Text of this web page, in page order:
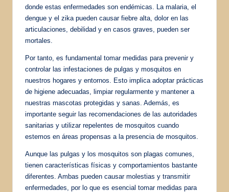
donde estas enfermedades son endémicas. La malaria, el
dengue y el zika pueden causar fiebre alta, dolor en las
articulaciones, debilidad y en casos graves, pueden ser
mortales.
Por tanto, es fundamental tomar medidas para prevenir y
controlar las infestaciones de pulgas y mosquitos en
nuestros hogares y entornos. Esto implica adoptar prácticas
de higiene adecuadas, limpiar regularmente y mantener a
nuestras mascotas protegidas y sanas. Además, es
importante seguir las recomendaciones de las autoridades
sanitarias y utilizar repelentes de mosquitos cuando
estemos en áreas propensas a la presencia de mosquitos.
Aunque las pulgas y los mosquitos son plagas comunes,
tienen características físicas y comportamientos bastante
diferentes. Ambas pueden causar molestias y transmitir
enfermedades, por lo que es esencial tomar medidas para